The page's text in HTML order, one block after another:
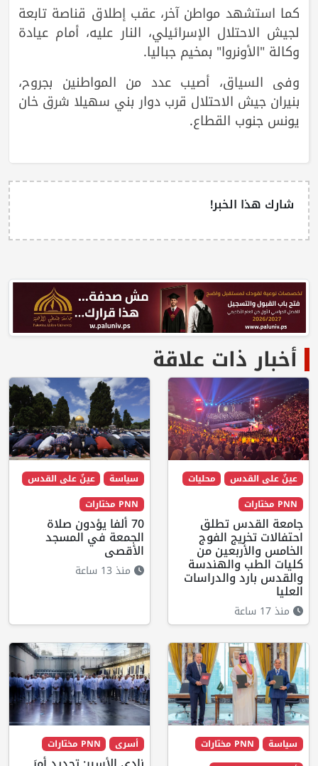
كما استشهد مواطن آخر، عقب إطلاق قناصة تابعة
لجيش الاحتلال الإسرائيلي، النار عليه، أمام عيادة
وكالة "الأونروا" بمخيم جباليا.
وفي السياق، أصيب عدد من المواطنين بجروح،
بنيران جيش الاحتلال قرب دوار بني سهيلا شرق خان
يونس جنوب القطاع.
شارك هذا الخبر!
أخبار ذات علاقة
عينٌ على القدس
محليات
PNN مختارات
جامعة القدس تطلق
احتفالات تخريج الفوج
الخامس والأربعين من
كليات الطب والهندسة
والقدس بارد والدراسات
العليا
منذ 17 ساعة
سياسة
عينٌ على القدس
PNN مختارات
70 ألفا يؤدون صلاة
الجمعة في المسجد
الأقصى
منذ 13 ساعة
سياسة
PNN مختارات
أسرى PNN مختارات